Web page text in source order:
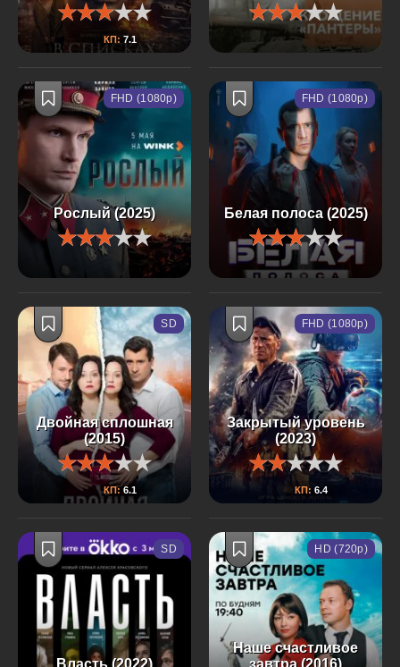
КП: 7.1
Рослый (2025)
FHD (1080p)
Белая полоса (2025)
FHD (1080p)
Двойная сплошная
(2015)
КП:6.1
SD
Закрытый уровень
(2023)
КП: 6.4
FHD (1080p)
Власть (2022)
SD
Наше счастливое
завтра (2016)
HD (720p)